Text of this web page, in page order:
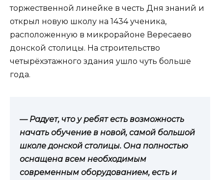
торжественной линейке в честь Дня знаний и
открыл новую школу на 1434 ученика,
расположенную в микрорайоне Вересаево
донской столицы. На строительство
четырёхэтажного здания ушло чуть больше
года.
— Радует, что у ребят есть возможность
начать обучение в новой, самой большой
школе донской столицы. Она полностью
оснащена всем необходимым
современным оборудованием, есть и